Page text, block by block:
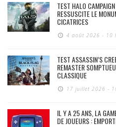
TEST HALO
RESSUSCITE LE
CICATRICES
4 août 2026 - 10
TEST ASSASSIN’S
REMASTER
CLASSIQUE
17 juillet 2026 -
IL Y A 25 ANS, LA
DE JOUEURS :